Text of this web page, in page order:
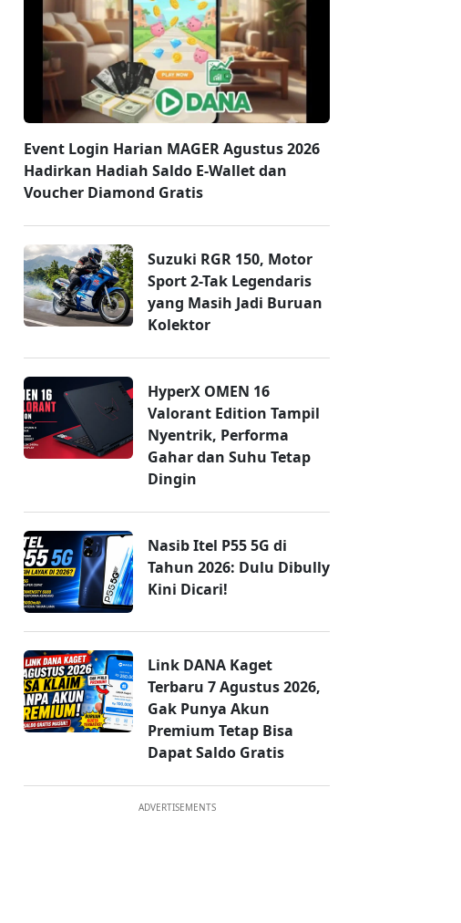
Event Login Harian MAGER Agustus 2026
Hadirkan Hadiah Saldo E-Wallet dan
Voucher Diamond Gratis
Suzuki RGR 150, Motor
Sport 2-Tak Legendaris
yang Masih Jadi Buruan
Kolektor
HyperX OMEN 16
Valorant Edition Tampil
Nyentrik, Performa
Gahar dan Suhu Tetap
Dingin
Nasib Itel P55 5G di
Tahun 2026: Dulu Dibully
Kini Dicari!
Link DANA Kaget
Terbaru 7 Agustus 2026,
Gak Punya Akun
Premium Tetap Bisa
Dapat Saldo Gratis
ADVERTISEMENTS